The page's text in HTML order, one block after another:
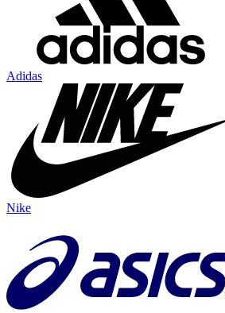
Adidas
Nike